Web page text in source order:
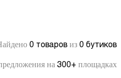
0 товаров из 0 бутиков
на 300+ площадках